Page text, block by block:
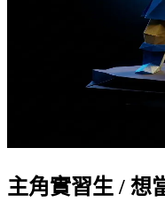
主角實習生 / 想